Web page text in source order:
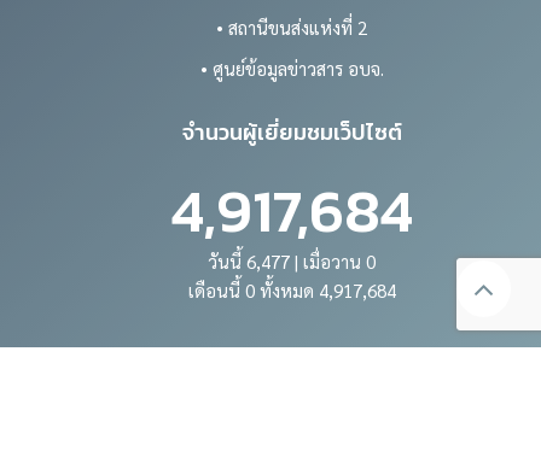
• สถานีขนส่งแห่งที่ 2
• ศูนย์ข้อมูลข่าวสาร อบจ.
จำนวนผู้เยี่ยมชมเว็ปไซต์
4,917,684
วันนี้ 6,477 | เมื่อวาน 0
เดือนนี้ 0 ทั้งหมด 4,917,684